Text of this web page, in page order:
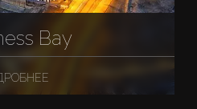
Bay